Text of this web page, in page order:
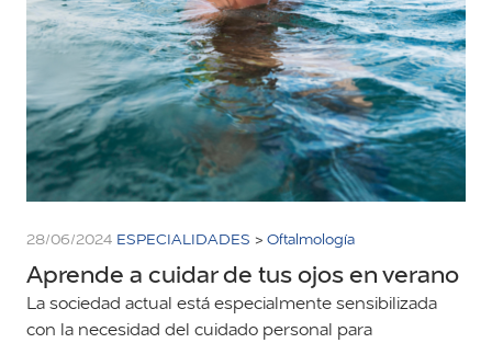
28/06/2024 ESPECIALIDADES > Oftalmología
Aprende a cuidar de tus ojos en verano
La sociedad actual está especialmente sensibilizada
con la necesidad del cuidado personal para